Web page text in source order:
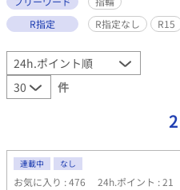
R指定
R指定なし R15
件
2
連載中 なし
お気に入り : 476 24h.ポイント : 21